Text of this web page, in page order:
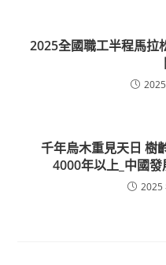
2025全國職工半程馬拉
千年烏木重見天日 樹
4000年以上_中國
2025